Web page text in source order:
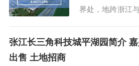
界处，地跨浙江
江平湖科技园和
张江长三角科技城平湖园简介
出售 土地招商